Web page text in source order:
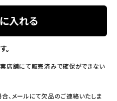
入れる
。
店舗にて販売済みで確保ができない
、メールにて欠品のご連絡いたしま